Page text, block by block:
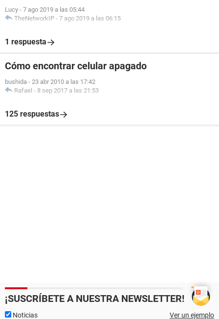
Lucy - 7 ago 2019 a las 05:44
TheNetworkIP - 7 ago 2019 a las 06:15
1 respuesta
Cómo encontrar celular apagado
bushida - 23 abr 2010 a las 17:42
Rafael - 8 sep 2017 a las 21:53
125 respuestas
¡SUSCRÍBETE A NUESTRA NEWSLETTER!
Noticias Ver un ejemplo